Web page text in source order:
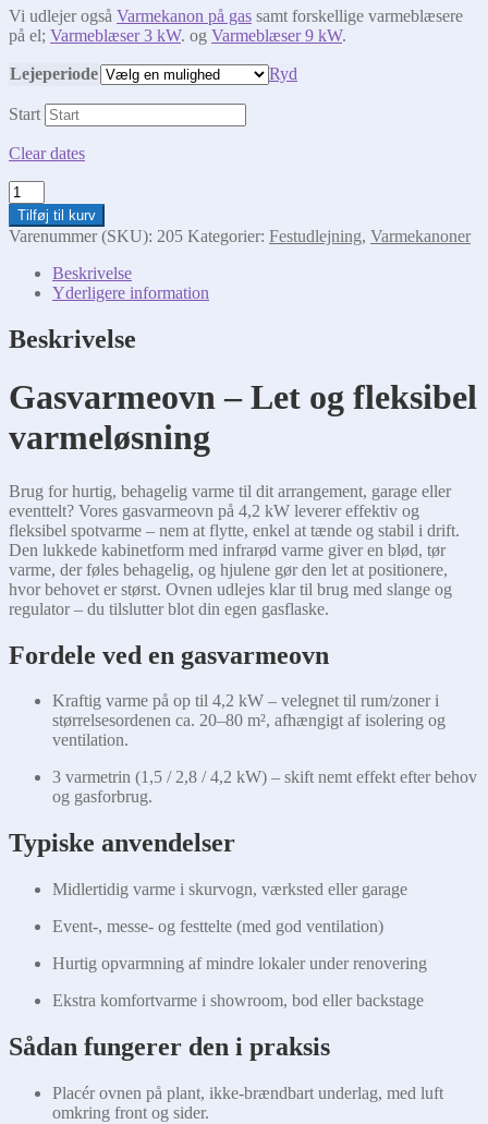
Vi udlejer også Varmekanon på gas samt forskellige varmeblæsere
på el; Varmeblæser 3 kW. og Varmeblæser 9 kW.
Lejeperiode Ryd
Start
Clear dates
Gasvarmeovn
antal
Tilføj til kurv
Varenummer (SKU): 205 Kategorier: Festudlejning, Varmekanoner
Beskrivelse
Yderligere information
Beskrivelse
Gasvarmeovn – Let og fleksibel
varmeløsning
Brug for hurtig, behagelig varme til dit arrangement, garage eller
eventtelt? Vores gasvarmeovn på 4,2 kW leverer effektiv og
fleksibel spotvarme – nem at flytte, enkel at tænde og stabil i drift.
Den lukkede kabinetform med infrarød varme giver en blød, tør
varme, der føles behagelig, og hjulene gør den let at positionere,
hvor behovet er størst. Ovnen udlejes klar til brug med slange og
regulator – du tilslutter blot din egen gasflaske.
Fordele ved en gasvarmeovn
Kraftig varme på op til 4,2 kW – velegnet til rum/zoner i
størrelsesordenen ca. 20–80 m², afhængigt af isolering og
ventilation.
3 varmetrin (1,5 / 2,8 / 4,2 kW) – skift nemt effekt efter behov
og gasforbrug.
Typiske anvendelser
Midlertidig varme i skurvogn, værksted eller garage
Event-, messe- og festtelte (med god ventilation)
Hurtig opvarmning af mindre lokaler under renovering
Ekstra komfortvarme i showroom, bod eller backstage
Sådan fungerer den i praksis
Placér ovnen på plant, ikke-brændbart underlag, med luft
omkring front og sider.